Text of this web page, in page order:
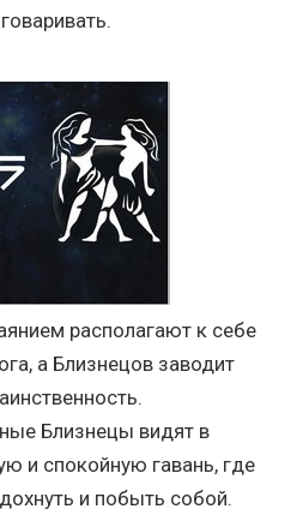
располагают к себе
а Близнецов заводит
Близнецы видят в
и спокойную гавань, где
и побыть собой.